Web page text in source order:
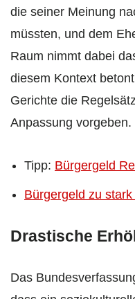
die seiner Meinung
müssten, und dem
Raum nimmt dabei
diesem Kontext
Gerichte die
Anpassung
Tipp: Bürgergeld
Bürgergeld zu
Drastische
Das